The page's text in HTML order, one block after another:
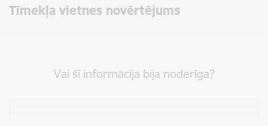
Tīmekļa vietnes novērtējums
Vai šī informācija bija noderīga?